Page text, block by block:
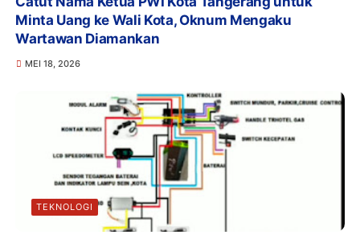
Minta Uang ke Wali Kota, Oknum Mengaku
Wartawan Diamankan
MEI 18, 2026
TEKNOLOGI